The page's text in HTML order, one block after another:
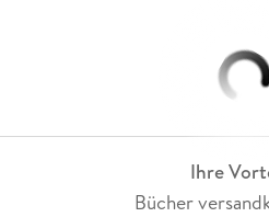
Ihre
Bücher